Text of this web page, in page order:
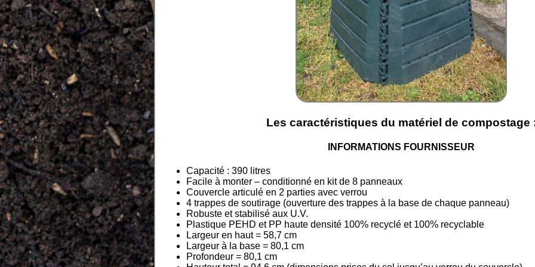
Les caractéristiques du matériel de compostage
INFORMATIONS FOURNISSEUR
Capacité : 390 litres
Facile à monter – conditionné en kit de 8 panneaux
Couvercle articulé en 2 parties avec verrou
4 trappes de soutirage (ouverture des trappes à la base de chaque panneau)
Robuste et stabilisé aux U.V.
Plastique PEHD et PP haute densité 100% recyclé et 100% recyclable
Largeur en haut = 58,7 cm
Largeur à la base = 80,1 cm
Profondeur = 80,1 cm